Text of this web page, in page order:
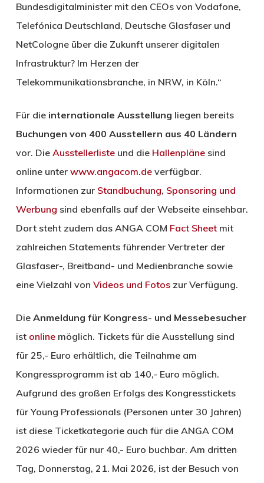
Bundesdigitalminister mit den CEOs von Vodafone,
Telefónica Deutschland, Deutsche Glasfaser und
NetCologne über die Zukunft unserer digitalen
Infrastruktur? Im Herzen der
Telekommunikationsbranche, in NRW, in Köln.“
Für die internationale Ausstellung liegen bereits
Buchungen von 400 Ausstellern aus 40 Ländern
vor. Die Ausstellerlisteund die Hallenplänesind
online unter www.angacom.deverfügbar.
Informationen zur Standbuchung, Sponsoring und
Werbung sind ebenfalls auf der Webseite einsehbar.
Dort steht zudem das ANGA COM Fact Sheetmit
zahlreichen Statements führender Vertreter der
Glasfaser-, Breitband- und Medienbranche sowie
eine Vielzahl von Videos und Fotoszur Verfügung.
Die Anmeldung für Kongress- und Messebesucher
ist onlinemöglich. Tickets für die Ausstellung sind
für 25,- Euro erhältlich, die Teilnahme am
Kongressprogramm ist ab 140,- Euro möglich.
Aufgrund des großen Erfolgs des Kongresstickets
für Young Professionals (Personen unter 30 Jahren)
ist diese Ticketkategorie auch für die ANGA COM
2026 wieder für nur 40,- Euro buchbar. Am dritten
Tag, Donnerstag, 21. Mai 2026, ist der Besuch von